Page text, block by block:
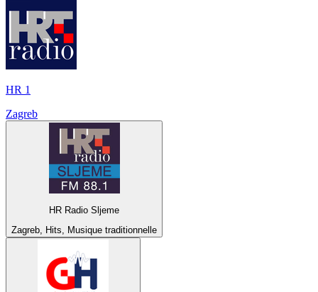
HR 1
Zagreb
HR Radio Sljeme
Zagreb, Hits, Musique traditionnelle